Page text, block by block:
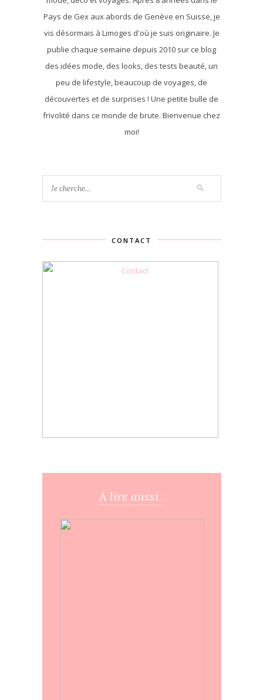
Pays de Gex aux abords de Genève en Suisse, je
vis désormais à Limoges d'où je suis originaire. Je
publie chaque semaine depuis 2010 sur ce blog
des idées mode, des looks, des tests beauté, un
peu de lifestyle, beaucoup de voyages, de
découvertes et de surprises ! Une petite bulle de
frivolité dans ce monde de brute. Bienvenue chez
moi!
CONTACT
A lire aussi :